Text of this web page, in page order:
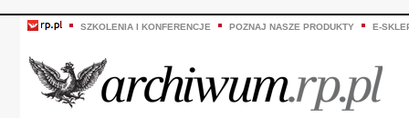
SZKOLENIA I KONFERENCJE POZNAJ NASZE PRODUKTY E-